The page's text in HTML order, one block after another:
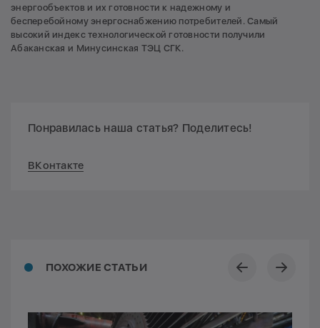
энергообъектов и их готовности к надежному и
бесперебойному энергоснабжению потребителей. Самый
высокий индекс технологической готовности получили
Абаканская и Минусинская ТЭЦ СГК.
Понравилась наша статья? Поделитесь!
ВКонтакте
ПОХОЖИЕ СТАТЬИ